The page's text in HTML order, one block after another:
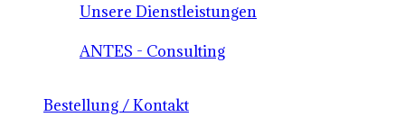
Unsere Dienstleistungen
ANTES - Consulting
Bestellung / Kontakt